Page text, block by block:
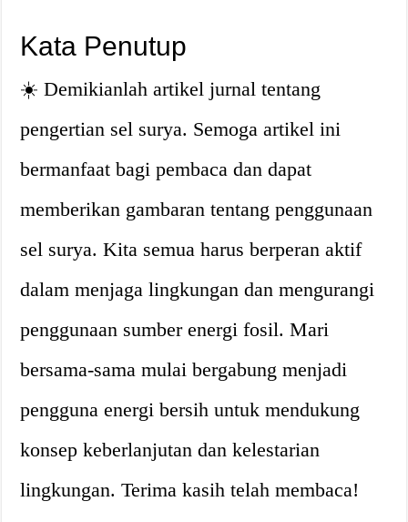
Kata Penutup
☀️ Demikianlah artikel jurnal tentang
pengertian sel surya. Semoga artikel ini
bermanfaat bagi pembaca dan dapat
memberikan gambaran tentang penggunaan
sel surya. Kita semua harus berperan aktif
dalam menjaga lingkungan dan mengurangi
penggunaan sumber energi fosil. Mari
bersama-sama mulai bergabung menjadi
pengguna energi bersih untuk mendukung
konsep keberlanjutan dan kelestarian
lingkungan. Terima kasih telah membaca!